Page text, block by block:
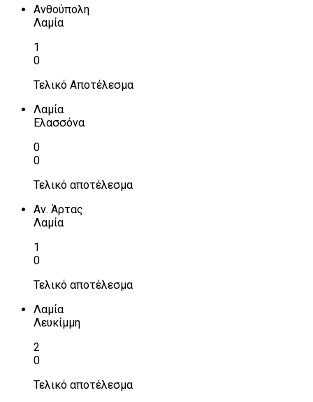
Ανθούπολη
Λαμία
1
0
Τελικό Αποτέλεσμα
Λαμία
Ελασσόνα
0
0
Τελικό αποτέλεσμα
Αν. Άρτας
Λαμία
1
0
Τελικό αποτέλεσμα
Λαμία
Λευκίμμη
2
0
Τελικό αποτέλεσμα